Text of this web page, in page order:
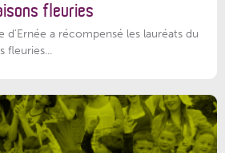
fleuries
d'Ernée a récompensé les lauréats du